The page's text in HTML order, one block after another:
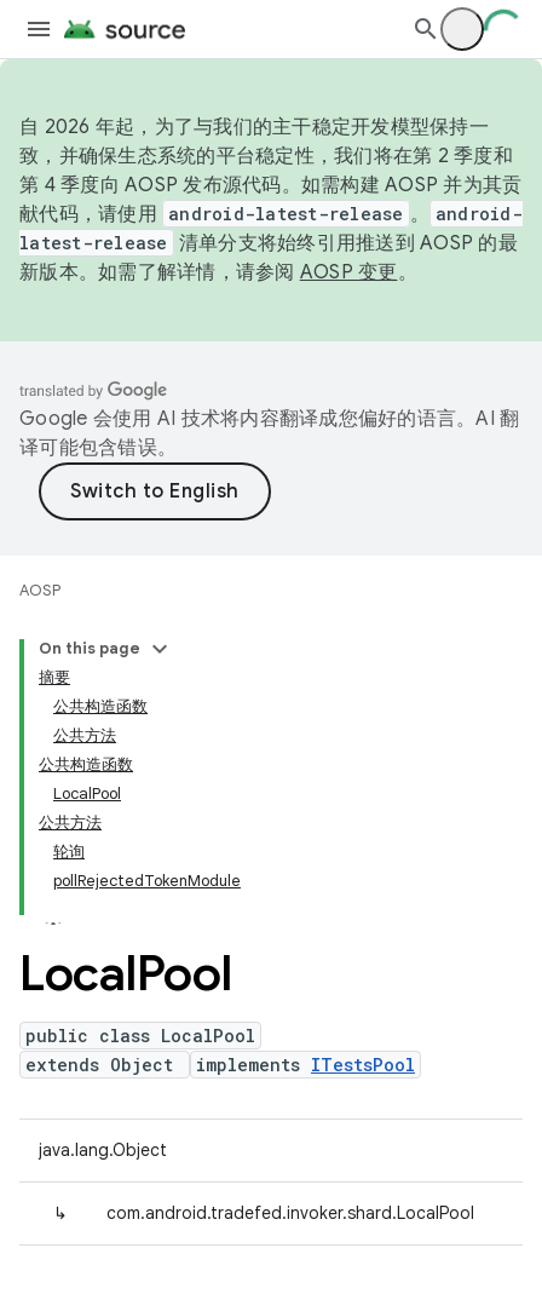
自 2026 年起，为了与我们的主干稳定开发模型保持一
致，并确保生态系统的平台稳定性，我们将在第 2 季度和
第 4 季度向 AOSP 发布源代码。如需构建 AOSP 并为其贡
献代码，请使用 android-latest-release 。
android-
latest-release 清单分支将始终引用推送到 AOSP 的最
新版本。如需了解详情，请参阅 AOSP 变更。
Google 会使用 AI 技术将内容翻译成您偏好的语言。AI 翻
译可能包含错误。
AOSP
On this page
摘要
公共构造函数
公共方法
公共构造函数
LocalPool
公共方法
轮询
pollRejectedTokenModule
LocalPool
public class LocalPool
extends Object
implements ITestsPool
java.lang.Object
↳ com.android.tradefed.invoker.shard.LocalPool